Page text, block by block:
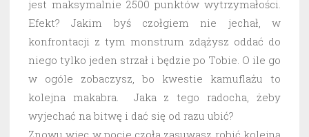
jest maksymalnie 2500 punktów wytrzymałości.
Efekt? Jakim byś czołgiem nie jechał, w
konfrontacji z tym monstrum zdążysz oddać do
niego tylko jeden strzał i będzie po Tobie. O ile go
w ogóle zobaczysz, bo kwestie kamuflażu to
kolejna makabra. Jaka z tego radocha, żeby
wyjechać na bitwę i dać się od razu ubić?